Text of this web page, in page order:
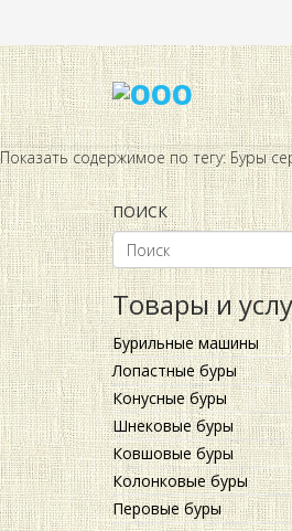
Показать содержимое по тегу: Буры
ПОИСК
Товары и
Бурильные машины
Лопастные буры
Конусные буры
Шнековые буры
Ковшовые буры
Колонковые буры
Перовые буры